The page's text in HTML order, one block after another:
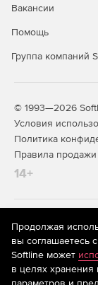
Вакансии
Помощь
Группа компаний
© 1993—2026
Условия
Политика
Правила продажи
14+
На
предоставления
систематизации
предпочтениям
находящихся на
Продолжая
вы соглашаетесь
Softline может
в целях